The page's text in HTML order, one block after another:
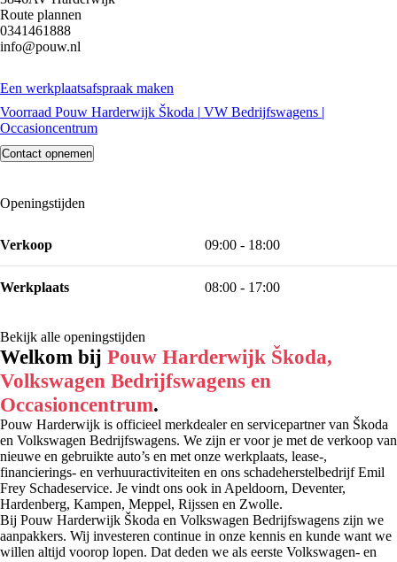
Route plannen
0341461888
info@pouw.nl
Een werkplaatsafspraak maken
Voorraad Pouw Harderwijk Škoda | VW Bedrijfswagens |
Occasioncentrum
Contact opnemen
Openingstijden
Verkoop 09:00 - 18:00
Werkplaats 08:00 - 17:00
Bekijk alle openingstijden
Welkom bij Pouw Harderwijk Škoda,
Volkswagen Bedrijfswagens en
Occasioncentrum.
Pouw Harderwijk is officieel merkdealer en servicepartner van Škoda
en Volkswagen Bedrijfswagens. We zijn er voor je met de verkoop van
nieuwe en gebruikte auto’s en met onze werkplaats, lease-,
financierings- en verhuuractiviteiten en ons schadeherstelbedrijf Emil
Frey Schadeservice. Je vindt ons ook in Apeldoorn, Deventer,
Hardenberg, Kampen, Meppel, Rijssen en Zwolle.
Bij Pouw Harderwijk Škoda en Volkswagen Bedrijfswagens zijn we
aanpakkers. Wij investeren continue in onze kennis en kunde want we
willen altijd voorop lopen. Dat deden we als eerste Volkswagen- en